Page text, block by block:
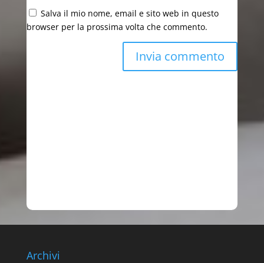
Salva il mio nome, email e sito web in questo
browser per la prossima volta che commento.
Invia commento
Archivi